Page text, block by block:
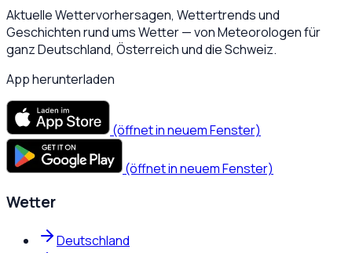
Aktuelle Wettervorhersagen, Wettertrends und
Geschichten rund ums Wetter — von Meteorologen für
ganz Deutschland, Österreich und die Schweiz.
App herunterladen
(öffnet in neuem Fenster)
(öffnet in neuem Fenster)
Wetter
Deutschland